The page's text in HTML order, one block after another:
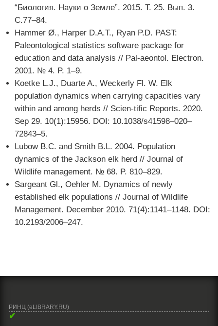
“Биология. Науки о Земле”. 2015. Т. 25. Вып. 3.
С.77–84.
Hammer Ø., Harper D.A.T., Ryan P.D. PAST:
Paleontological statistics software package for
education and data analysis // Pal-aeontol. Electron.
2001. № 4. P. 1–9.
Koetke L.J., Duarte A., Weckerly Fl. W. Elk
population dynamics when carrying capacities vary
within and among herds // Scien-tific Reports. 2020.
Sep 29. 10(1):15956. DOI: 10.1038/s41598–020–
72843–5.
Lubow B.C. and Smith B.L. 2004. Population
dynamics of the Jackson elk herd // Journal of
Wildlife management. № 68. P. 810–829.
Sargeant Gl., Oehler M. Dynamics of newly
established elk populations // Journal of Wildlife
Management. December 2010. 71(4):1141–1148. DOI:
10.2193/2006–247.
РИНЦ (eLIBRARY.RU)
✔